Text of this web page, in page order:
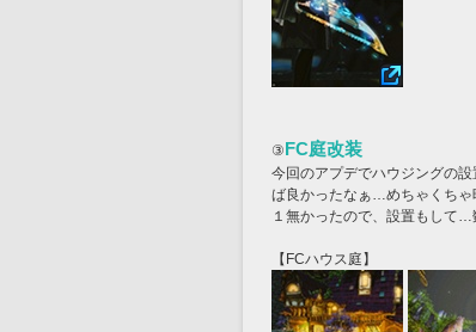
③FC庭改装
今回のアプデでハウジングの
ば良かったなぁ…めちゃくちゃ
１無かったので、設置もして
【FCハウス庭】